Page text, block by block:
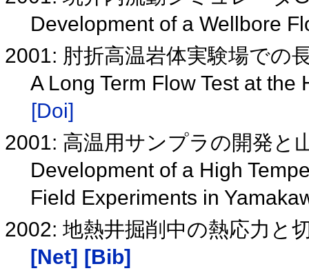
Development of a Wellbore
2001: 肘折高温岩体実験場での
A Long Term Flow Test at
[Doi]
2001: 高温用サンプラの開発と
Development of a High
Field Experiments in
2002: 地熱井掘削中の熱応力と
[Net] [Bib]